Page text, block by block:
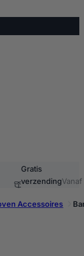
Gratis
verzendingVanaf
Accessoires